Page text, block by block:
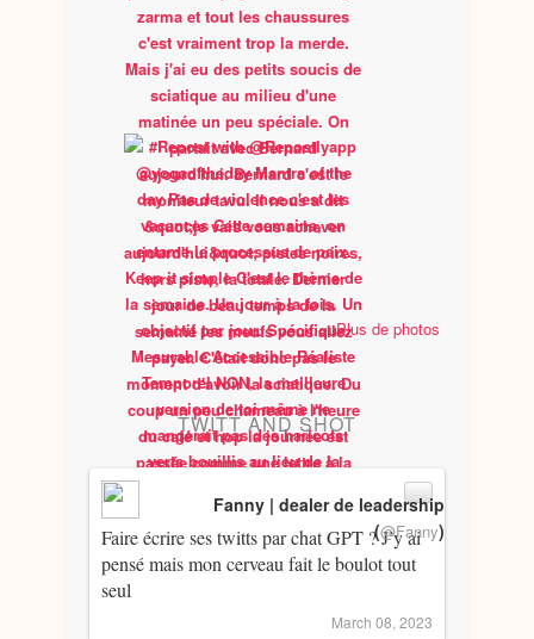
Plus de photos
TWITT AND SHOT
Faire écrire ses twitts par chat GPT ? J’y ai
pensé mais mon cerveau fait le boulot tout
seul
Fanny | dealer de leadership
(@Fanny)
March 08, 2023